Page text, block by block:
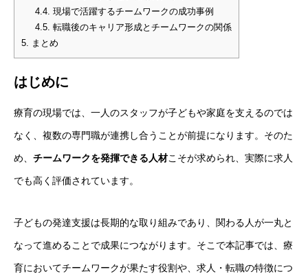
4.4. 現場で活躍するチームワークの成功事例
4.5. 転職後のキャリア形成とチームワークの関係
5. まとめ
はじめに
療育の現場では、一人のスタッフが子どもや家庭を支えるのでは
なく、複数の専門職が連携し合うことが前提になります。そのた
め、 チームワークを発揮できる人材こそが求められ、実際に求人
でも高く評価されています。
子どもの発達支援は長期的な取り組みであり、関わる人が一丸と
なって進めることで成果につながります。そこで本記事では、療
育においてチームワークが果たす役割や、求人・転職の特徴につ